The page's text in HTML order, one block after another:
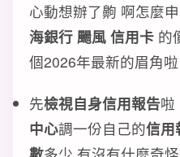
心動想辦了齁 啊怎麼
海銀行 颺風 信用卡 的
個2026年最新的眉角啦
先檢視自身信用報告啦
中心調一份自己的信用